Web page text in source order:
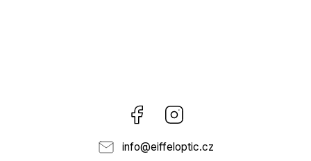
Facebook
info@eiffeloptic.cz